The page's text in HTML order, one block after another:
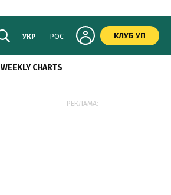
УКР РОС КЛУБ УП
WEEKLY CHARTS
РЕКЛАМА: